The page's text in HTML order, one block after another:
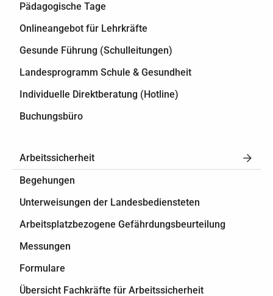
Pädagogische Tage
Onlineangebot für Lehrkräfte
Gesunde Führung (Schulleitungen)
Landesprogramm Schule & Gesundheit
Individuelle Direktberatung (Hotline)
Buchungsbüro
Arbeitssicherheit
Begehungen
Unterweisungen der Landesbediensteten
Arbeitsplatzbezogene Gefährdungsbeurteilung
Messungen
Formulare
Übersicht Fachkräfte für Arbeitssicherheit